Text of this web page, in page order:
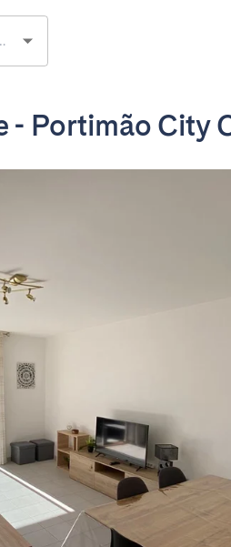
- Portimão City